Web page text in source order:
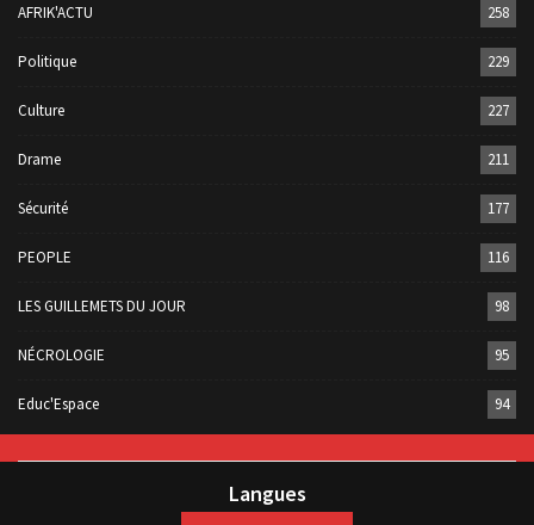
AFRIK'ACTU 258
Politique 229
Culture 227
Drame 211
Sécurité 177
PEOPLE 116
LES GUILLEMETS DU JOUR 98
NÉCROLOGIE 95
Educ'Espace 94
Langues